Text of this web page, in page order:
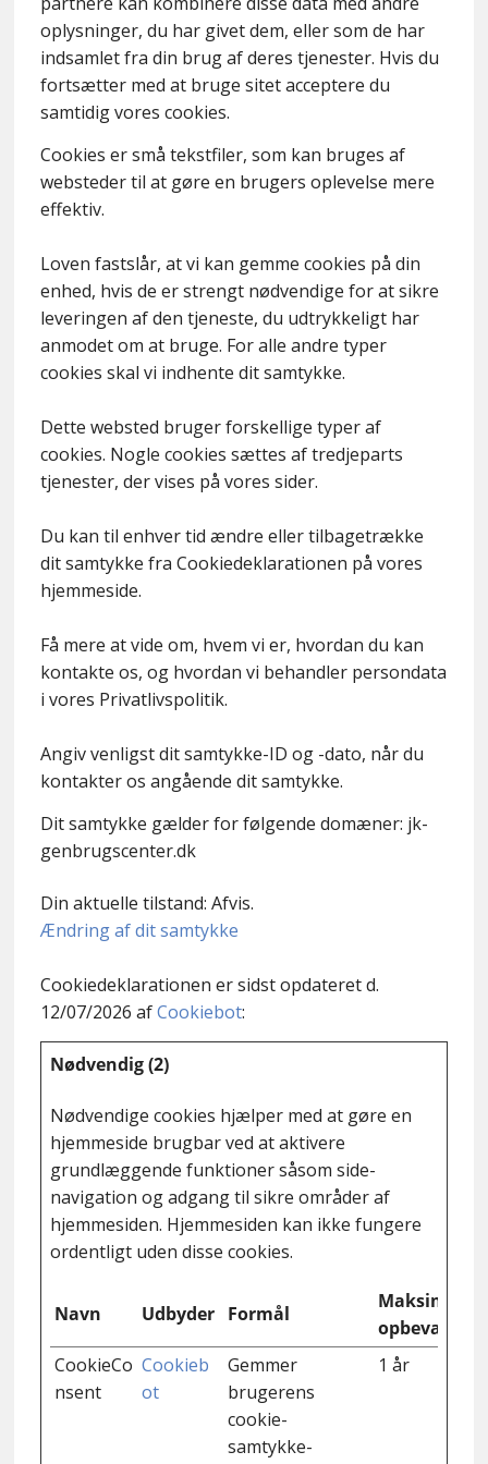
oplysninger, du har givet dem, eller som de har
indsamlet fra din brug af deres tjenester. Hvis du
fortsætter med at bruge sitet acceptere du
samtidig vores cookies.
Cookies er små tekstfiler, som kan bruges af
websteder til at gøre en brugers oplevelse mere
effektiv.
Loven fastslår, at vi kan gemme cookies på din
enhed, hvis de er strengt nødvendige for at sikre
leveringen af den tjeneste, du udtrykkeligt har
anmodet om at bruge. For alle andre typer
cookies skal vi indhente dit samtykke.
Dette websted bruger forskellige typer af
cookies. Nogle cookies sættes af tredjeparts
tjenester, der vises på vores sider.
Du kan til enhver tid ændre eller tilbagetrække
dit samtykke fra Cookiedeklarationen på vores
hjemmeside.
Få mere at vide om, hvem vi er, hvordan du kan
kontakte os, og hvordan vi behandler persondata
i vores Privatlivspolitik.
Angiv venligst dit samtykke-ID og -dato, når du
kontakter os angående dit samtykke.
Dit samtykke gælder for følgende domæner: jk-
genbrugscenter.dk
Din aktuelle tilstand: Afvis.
Ændring af dit samtykke
Cookiedeklarationen er sidst opdateret d.
12/07/2026 afCookiebot:
Nødvendig (2)
Nødvendige cookies hjælper med at gøre en
hjemmeside brugbar ved at aktivere
grundlæggende funktioner såsom side-
navigation og adgang til sikre områder af
hjemmesiden. Hjemmesiden kan ikke fungere
ordentligt uden disse cookies.
Navn Udbyder Formål
Maksimal
CookieCo
nsent
Cookieb
ot
Gemmer
brugerens
cookie-
samtykke-
1 år